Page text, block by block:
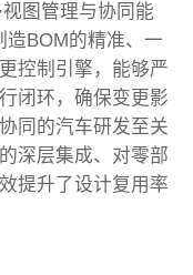
图管理与协同能
造BOM的精准、一
控制引擎，能够严
闭环，确保变更影
同的汽车研发至关
深层集成、对零部
提升了设计复用率